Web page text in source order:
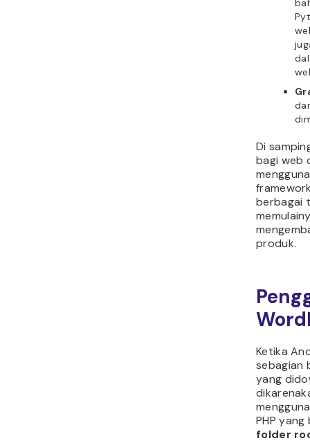
Di
bagi web
berbagai
produk.
Ketika
sebagian
yang
PHP
folder